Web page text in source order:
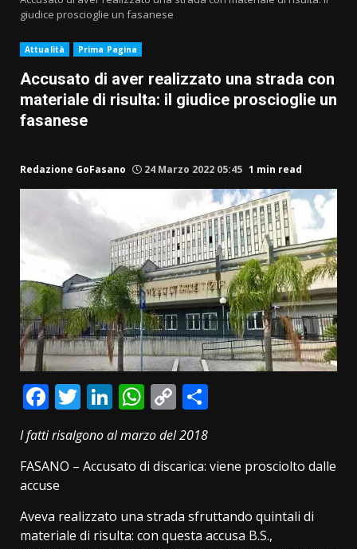
giudice proscioglie un fasanese
Attualità Prima Pagina
Accusato di aver realizzato una strada con
materiale di risulta: il giudice proscioglie un
fasanese
Redazione GoFasano 24 Marzo 2022 05:45 1 min read
Facebook
Twitter
LinkedIn
WhatsApp
Copy
Link
I fatti risalgono al marzo del 2018
FASANO – Accusato di discarica: viene prosciolto dalle
accuse
Aveva realizzato una strada sfruttando quintali di
materiale di risulta: con questa accusa B.S.,